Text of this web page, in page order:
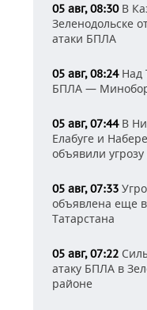
05 авг, 08:30В
Зеленодольске
атаки БПЛА
05 авг, 08:24Над
БПЛА —
05 авг, 07:44В
Елабуге и
объявили
05 авг, 07:33
объявлена еще в
Татарстана
05 авг, 07:22
атаку БПЛА в
районе